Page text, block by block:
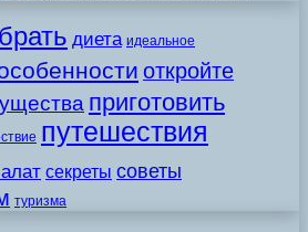
диета идеальное
откройте
приготовить
путешествия
секреты советы
туризма